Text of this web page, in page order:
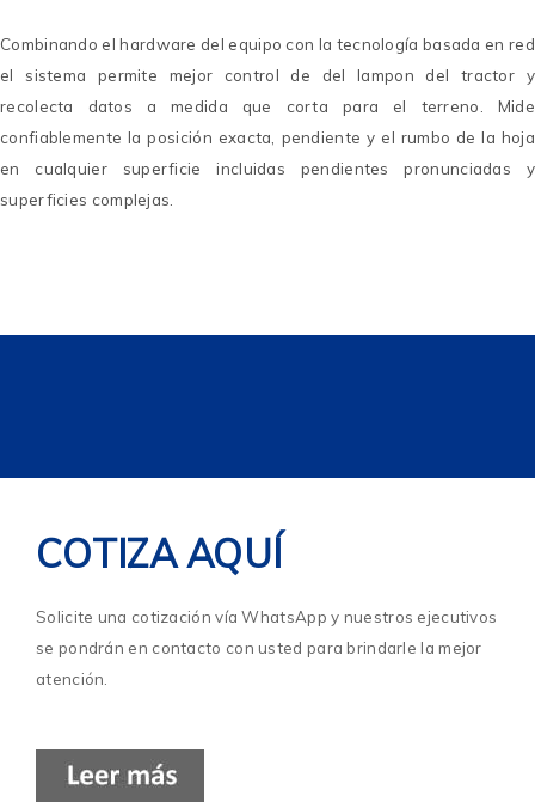
Combinando el hardware del equipo con la tecnología basada en red
el sistema permite mejor control de del lampon del tractor y
recolecta datos a medida que corta para el terreno. Mide
confiablemente la posición exacta, pendiente y el rumbo de la hoja
en cualquier superficie incluidas pendientes pronunciadas y
superficies complejas.
COTIZA AQUÍ
Solicite una cotización vía WhatsApp y nuestros ejecutivos
se pondrán en contacto con usted para brindarle la mejor
atención.